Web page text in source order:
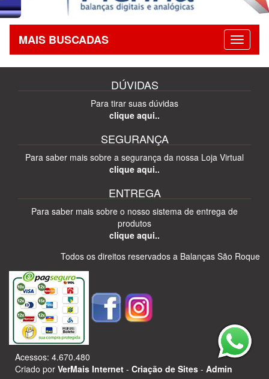
MAIS BUSCADAS
DÚVIDAS
Para tirar suas dúvidas
clique aqui..
SEGURANÇA
Para saber mais sobre a segurança da nossa Loja Virtual
clique aqui..
ENTREGA
Para saber mais sobre o nosso sistema de entrega de
produtos
clique aqui..
Todos os direitos reservados a Balanças São Roque
Acessos: 4.670.480
Criado por VerMais Internet - Criação de Sites - Admin